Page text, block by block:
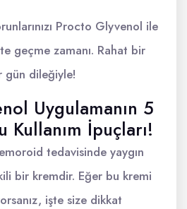
Procto Glyvenol ile
geçme zamanı. Rahat bir
gün dileğiyle!
Uygulamanın 5
Kullanım İpuçları!
tedavisinde yaygın
bir kremdir. Eğer bu kremi
işte size dikkat